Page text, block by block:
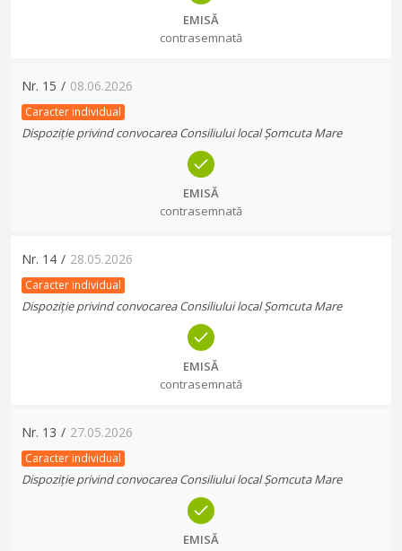
EMISĂ
contrasemnată
Nr. 15 / 08.06.2026
Caracter individual
Dispoziție privind convocarea Consiliului local Șomcuta Mare
EMISĂ
contrasemnată
Nr. 14 / 28.05.2026
Caracter individual
Dispoziție privind convocarea Consiliului local Șomcuta Mare
EMISĂ
contrasemnată
Nr. 13 / 27.05.2026
Caracter individual
Dispoziție privind convocarea Consiliului local Șomcuta Mare
EMISĂ